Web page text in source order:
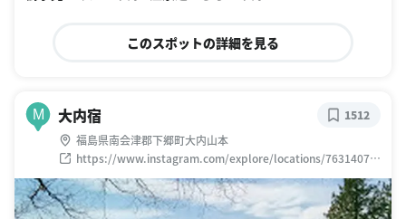
このスポットの詳細を見る
M 大内宿
福島県南会津郡下郷町大内山本
https://www.instagram.com/explore/locations/76314076
5
1512